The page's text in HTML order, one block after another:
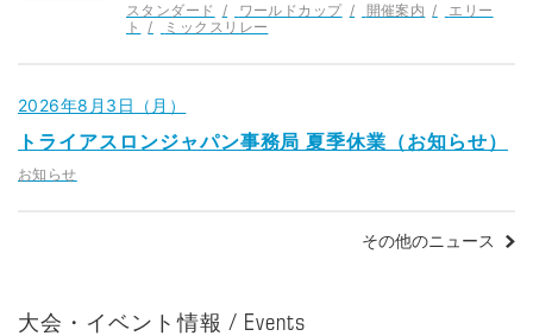
スタンダード ワールドカップ 開催案内
エリー
ト
ミックスリレー
2026年8月3日（月）
トライアスロンジャパン事務局 夏季休業（お知らせ）
お知らせ
その他のニュース
大会・イベント情報 / Events